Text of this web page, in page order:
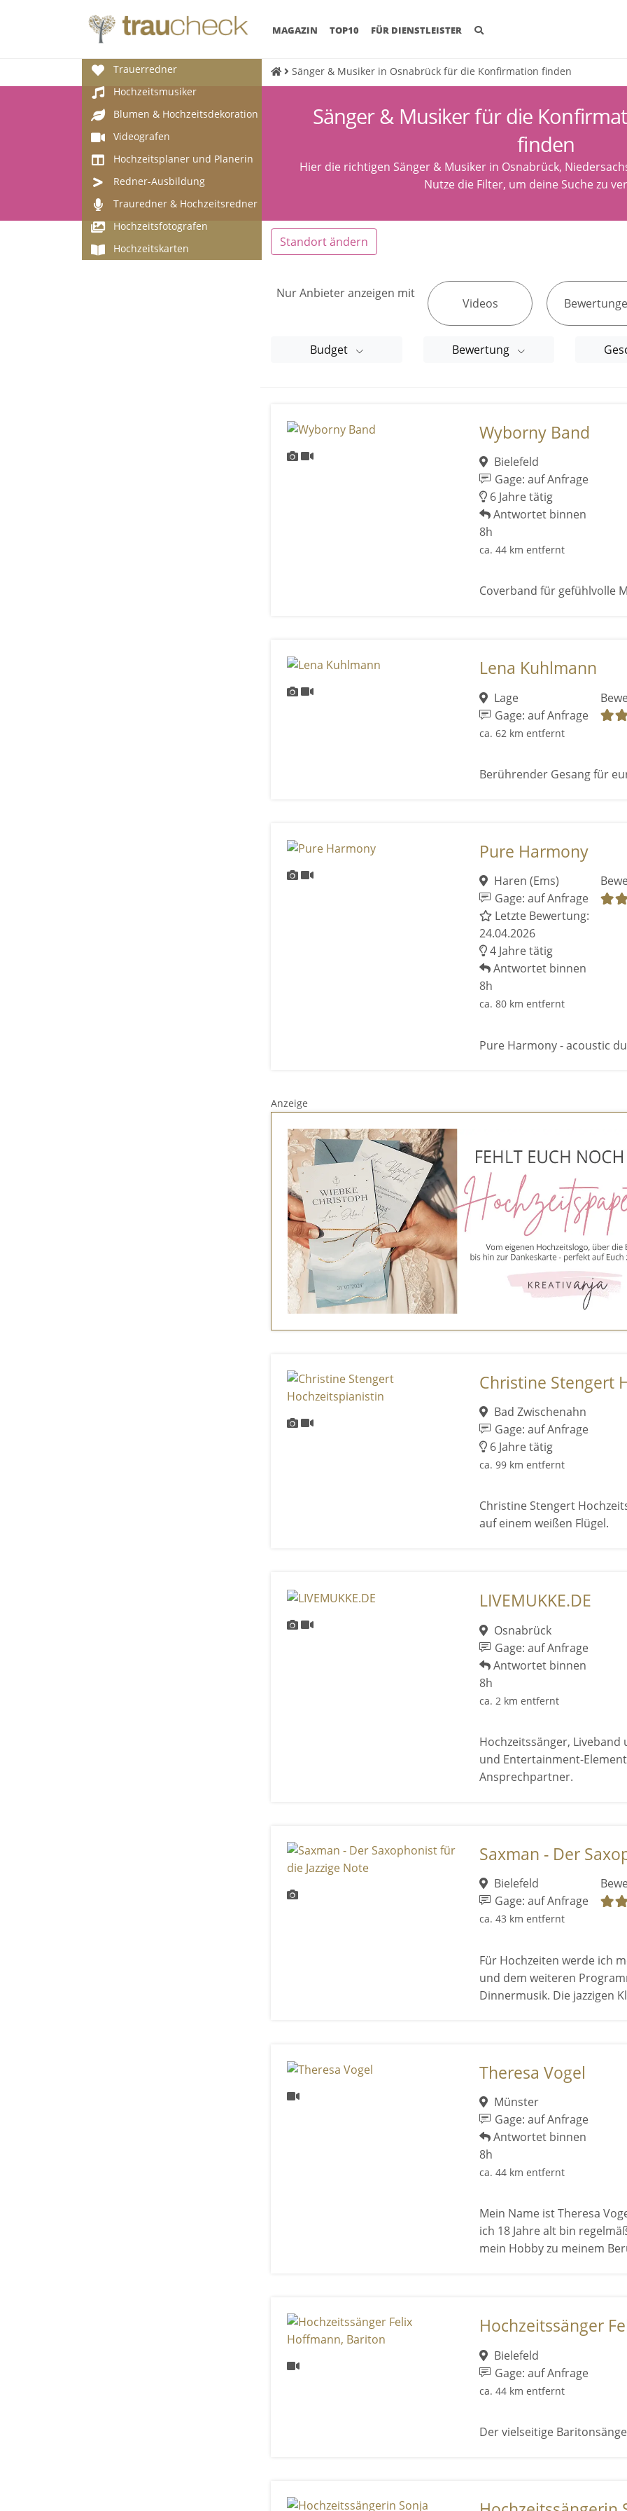
MAGAZIN (CURRENT)
TOP10 FÜR DIENSTLEISTER
Trauerredner
Hochzeitsmusiker
Blumen & Hochzeitsdekoration
Videografen
Hochzeitsplaner und Planerin
Redner-Ausbildung
Trauredner & Hochzeitsredner
Hochzeitsfotografen
Hochzeitskarten
Sänger & Musiker in Osnabrück für die Konfirmation finden
Sänger & Musiker für die
finden
Hier die richtigen Sänger & Musiker in Osnabrück,
Nutze die Filter, um deine Suche zu
Standort ändern
Nur Anbieter anzeigen mit
Videos
Budget Bewertung
Wyborny Band
Bielefeld
Gage: auf Anfrage
6 Jahre tätig
Antwortet binnen
8h
ca. 44 km entfernt
Coverband für gefühlvolle
Lena Kuhlmann
Lage
Gage: auf Anfrage
ca. 62 km entfernt
Berührender Gesang für
Pure Harmony
Haren (Ems)
Gage: auf Anfrage
Letzte Bewertung:
24.04.2026
4 Jahre tätig
Antwortet binnen
8h
ca. 80 km entfernt
Pure Harmony - acoustic
Anzeige
Christine Stengert
Bad Zwischenahn
Gage: auf Anfrage
6 Jahre tätig
ca. 99 km entfernt
Christine Stengert
auf einem weißen Flügel.
LIVEMUKKE.DE
Osnabrück
Gage: auf Anfrage
Antwortet binnen
8h
ca. 2 km entfernt
Hochzeitssänger, Liveband
und Entertainment-
Ansprechpartner.
Saxman - Der
Bielefeld
Gage: auf Anfrage
ca. 43 km entfernt
Für Hochzeiten werde ich
und dem weiteren
Dinnermusik. Die jazzigen
Theresa Vogel
Münster
Gage: auf Anfrage
Antwortet binnen
8h
ca. 44 km entfernt
Mein Name ist Theresa
ich 18 Jahre alt bin
mein Hobby zu meinem
Hochzeitssänger
Bielefeld
Gage: auf Anfrage
ca. 44 km entfernt
Der vielseitige